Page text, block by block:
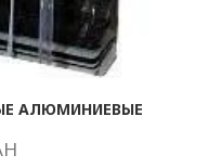
АЛЮМИНИЕВЫЕ